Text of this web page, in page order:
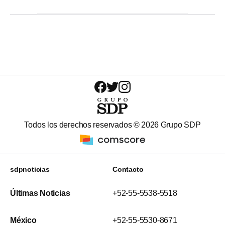
Todos los derechos reservados © 2026 Grupo SDP
sdpnoticias
Últimas Noticias
México
Contacto
+52-55-5538-5518
+52-55-5530-8671